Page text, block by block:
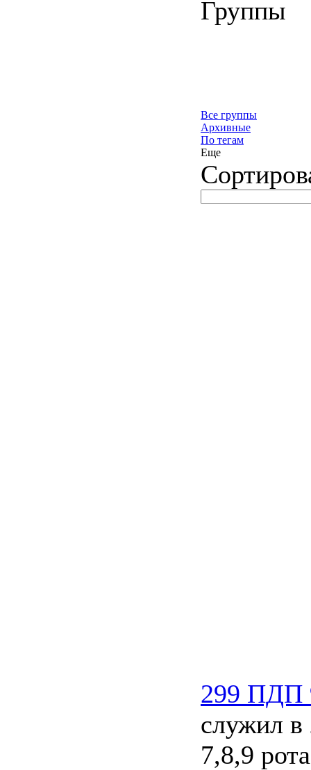
Группы
Все группы
Архивные
По тегам
Еще
299 ПДП
служил в
7,8,9